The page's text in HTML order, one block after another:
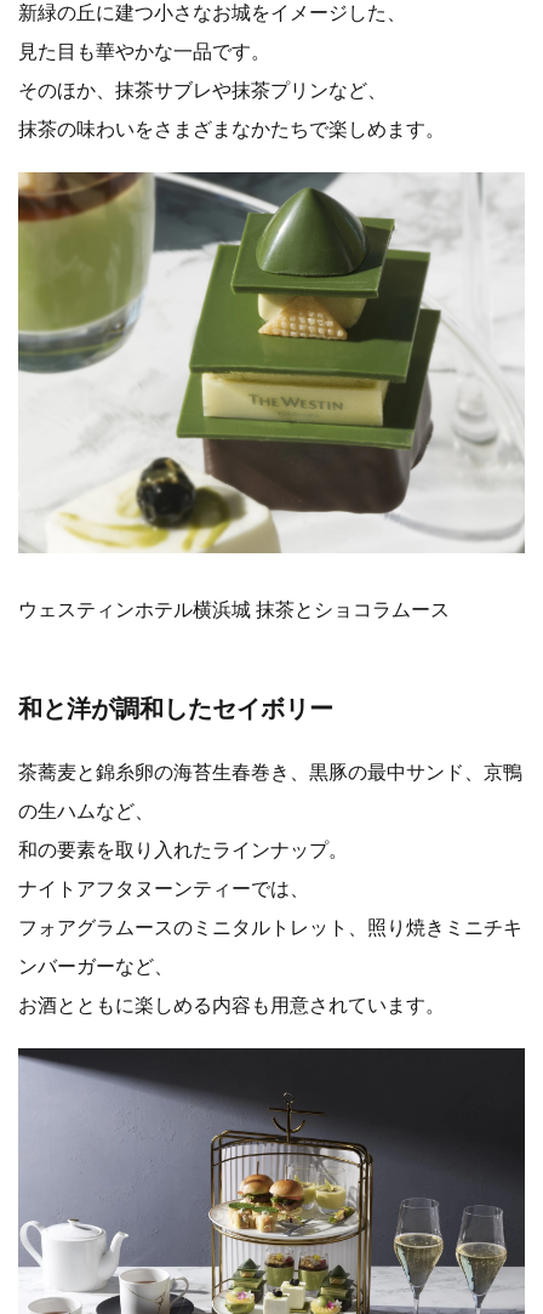
新緑の丘に建つ小さなお城をイメージした、
見た目も華やかな一品です。
そのほか、抹茶サブレや抹茶プリンなど、
抹茶の味わいをさまざまなかたちで楽しめます。
ウェスティンホテル横浜城 抹茶とショコラムース
和と洋が調和したセイボリー
茶蕎麦と錦糸卵の海苔生春巻き、黒豚の最中サンド、京鴨
の生ハムなど、
和の要素を取り入れたラインナップ。
ナイトアフタヌーンティーでは、
フォアグラムースのミニタルトレット、照り焼きミニチキ
ンバーガーなど、
お酒とともに楽しめる内容も用意されています。